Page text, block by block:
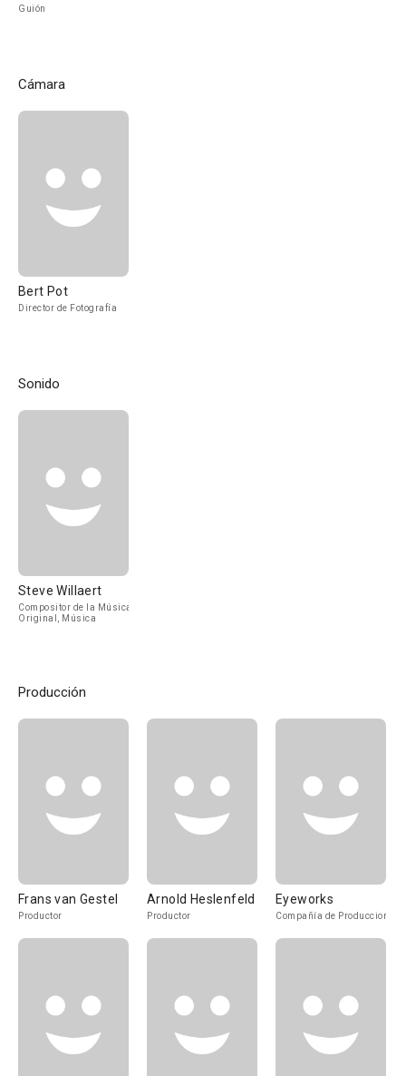
Guión
Cámara
Bert Pot
Director de Fotografía
Sonido
Steve Willaert
Compositor de la Música
Original, Música
Producción
Frans van Gestel
Productor
Arnold Heslenfeld
Productor
Eyeworks
Compañía de Produccion